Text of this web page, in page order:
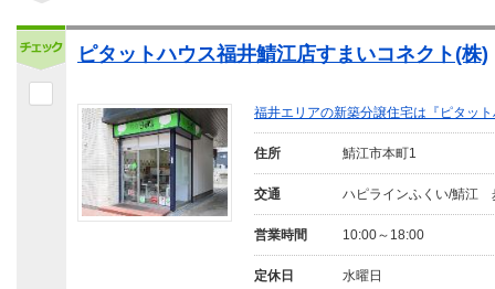
ピタットハウス福井鯖江店すまいコネクト(株)
福井エリアの新築分譲住宅は『ピタッ
住所 鯖江市本町1
交通 ハピラインふくい/鯖江
営業時間 10:00～18:00
定休日 水曜日